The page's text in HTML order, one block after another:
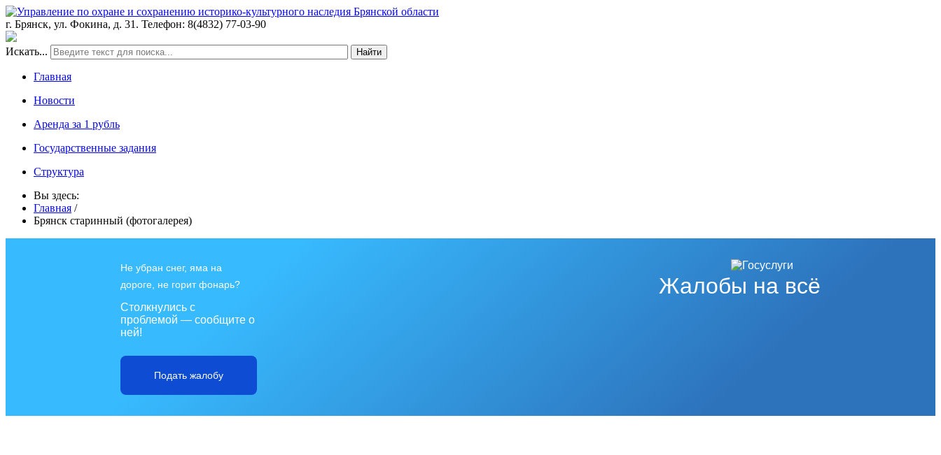
г. Брянск, ул. Фокина, д. 31. Телефон: 8(4832) 77-03-90
Искать... Найти
Главная
Новости
Аренда за 1 рубль
Государственные задания
Структура
Вы здесь:
Главная /
Брянск старинный (фотогалерея)
Жалобы на всё
Не убран снег, яма на
дороге, не горит фонарь?
Столкнулись с
проблемой — сообщите о
ней!
Подать жалобу